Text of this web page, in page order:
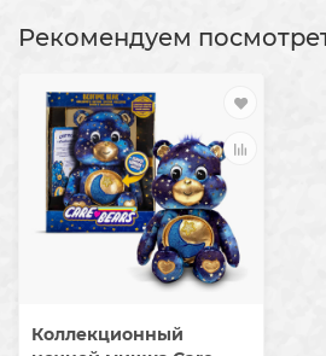
Рекомендуем
Коллекционный